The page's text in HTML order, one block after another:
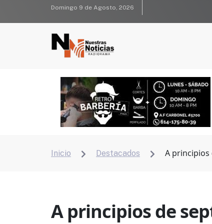
Domingo 9 de Agosto, 2026
Inicio  Destacados  A principios
A principios de